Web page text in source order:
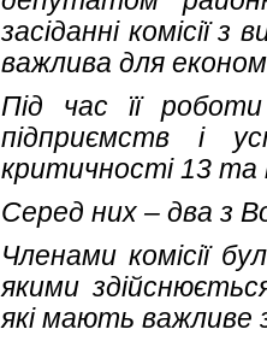
засіданні комісії
важлива для
Під час її
підприємств і
критичності 13 та
Серед них – два з
Членами комісії
якими
які мають важливе